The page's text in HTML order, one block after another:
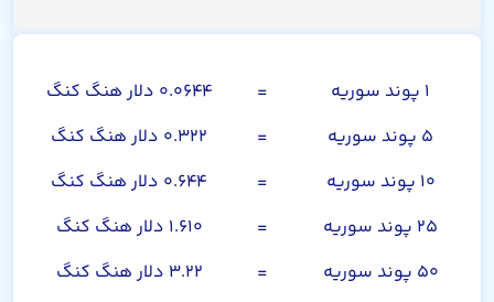
۱ پوند سوریه =
۰.۰۶۴۴ دلار هنگ کنگ
۵ پوند سوریه
=
۰.۳۲۲ دلار هنگ کنگ
۱۰ پوند سوریه
=
۰.۶۴۴ دلار هنگ کنگ
۲۵ پوند سوریه
=
۱.۶۱۰ دلار هنگ کنگ
۵۰ پوند سوریه
=
۳.۲۲ دلار هنگ کنگ